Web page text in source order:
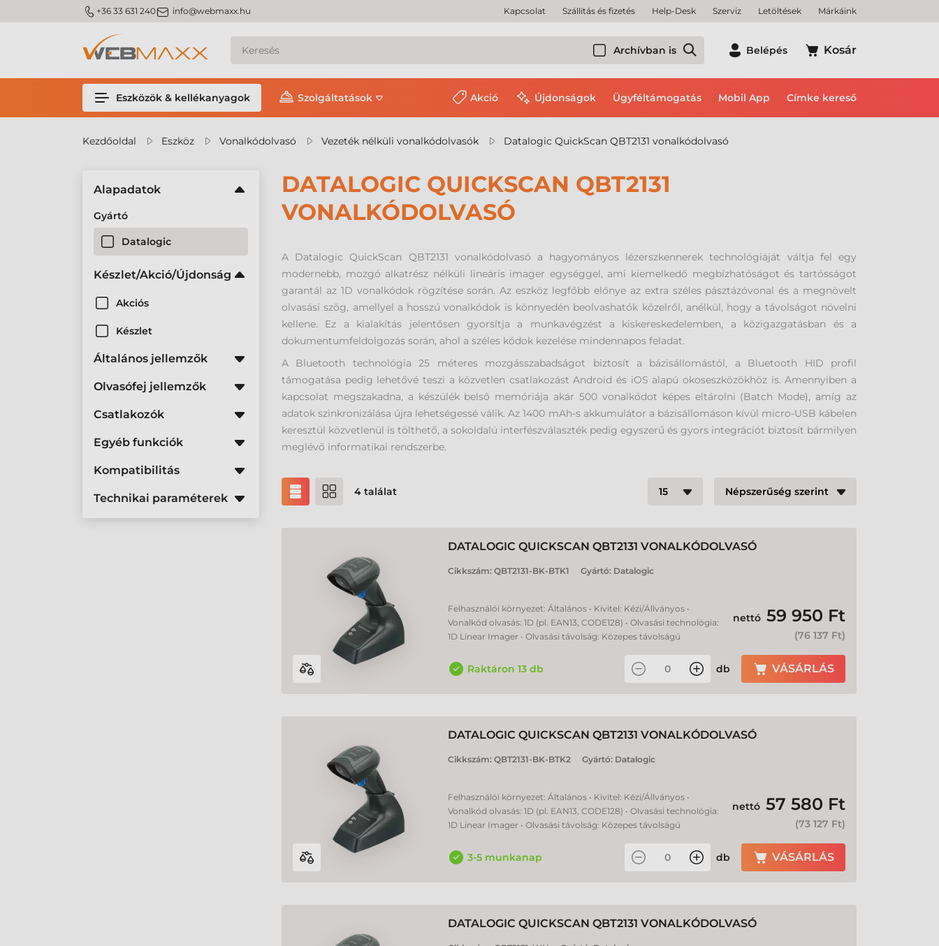
m_phone +36 33 631 240m_email info@webmaxx.hu Kapcsolat Szállítás és fizetés Help-Desk Szerviz Letöltések Márkáink
Archívban is Belépés Kosár
Eszközök & kellékanyagok Szolgáltatások Akció Újdonságok Ügyféltámogatás Mobil App Címke kereső
Kezdőoldal Eszköz Vonalkódolvasó Vezeték nélküli vonalkódolvasók Datalogic QuickScan QBT2131 vonalkódolvasó
DATALOGIC QUICKSCAN QBT2131
VONALKÓDOLVASÓ
A Datalogic QuickScan QBT2131 vonalkódolvasó a hagyományos lézerszkennerek technológiáját váltja fel egy
modernebb, mozgó alkatrész nélküli lineáris imager egységgel, ami kiemelkedő megbízhatóságot és tartósságot
garantál az 1D vonalkódok rögzítése során. Az eszköz legfőbb előnye az extra széles pásztázóvonal és a megnövelt
olvasási szög, amellyel a hosszú vonalkódok is könnyedén beolvashatók közelről, anélkül, hogy a távolságot növelni
kellene. Ez a kialakítás jelentősen gyorsítja a munkavégzést a kiskereskedelemben, a közigazgatásban és a
dokumentumfeldolgozás során, ahol a széles kódok kezelése mindennapos feladat.
A Bluetooth technológia 25 méteres mozgásszabadságot biztosít a bázisállomástól, a Bluetooth HID profil
támogatása pedig lehetővé teszi a közvetlen csatlakozást Android és iOS alapú okoseszközökhöz is. Amennyiben a
kapcsolat megszakadna, a készülék belső memóriája akár 500 vonalkódot képes eltárolni (Batch Mode), amíg az
adatok szinkronizálása újra lehetségessé válik. Az 1400 mAh-s akkumulátor a bázisállomáson kívül micro-USB kábelen
keresztül közvetlenül is tölthető, a sokoldalú interfészválaszték pedig egyszerű és gyors integrációt biztosít bármilyen
meglévő informatikai rendszerbe.
4 találat
DATALOGIC QUICKSCAN QBT2131 VONALKÓDOLVASÓ
Cikkszám: QBT2131-BK-BTK1 Gyártó: Datalogic
Felhasználói környezet: Általános • Kivitel: Kézi/Állványos •
Vonalkód olvasás: 1D (pl. EAN13, CODE128) • Olvasási technológia:
1D Linear Imager • Olvasási távolság: Közepes távolságú
nettó 59 950 Ft
(76 137 Ft)
Raktáron 13 db db VÁSÁRLÁS
DATALOGIC QUICKSCAN QBT2131 VONALKÓDOLVASÓ
Cikkszám: QBT2131-BK-BTK2 Gyártó: Datalogic
Felhasználói környezet: Általános • Kivitel: Kézi/Állványos •
Vonalkód olvasás: 1D (pl. EAN13, CODE128) • Olvasási technológia:
1D Linear Imager • Olvasási távolság: Közepes távolságú
nettó 57 580 Ft
(73 127 Ft)
3-5 munkanap db VÁSÁRLÁS
DATALOGIC QUICKSCAN QBT2131 VONALKÓDOLVASÓ
Alapadatok
Gyártó
Datalogic
Készlet/Akció/Újdonság
Akciós
Készlet
Általános jellemzők
Olvasófej jellemzők
Csatlakozók
Egyéb funkciók
Kompatibilitás
Technikai paraméterek